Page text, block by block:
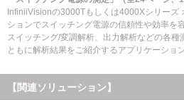
InfiniiVisionの3000Tもしくは4000Xシリーズ
ションでスイッチング電源の信頼性や効率を
スイッチング/変調解析、出力解析などの各種
ともに解析結果をご紹介するアプリケーショ
【関連ソリューション】